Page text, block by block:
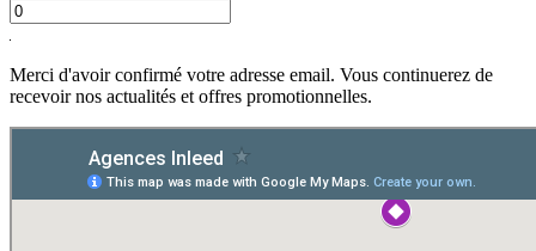
Merci d'avoir confirmé votre adresse email. Vous continuerez de
recevoir nos actualités et offres promotionnelles.